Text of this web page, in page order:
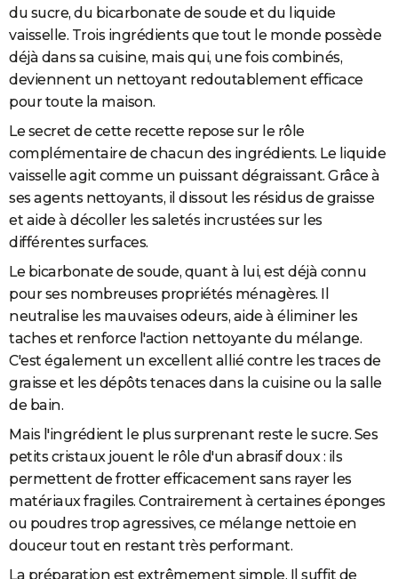
du sucre, du bicarbonate de soude et du liquide
vaisselle. Trois ingrédients que tout le monde possède
déjà dans sa cuisine, mais qui, une fois combinés,
deviennent un nettoyant redoutablement efficace
pour toute la maison.
Le secret de cette recette repose sur le rôle
complémentaire de chacun des ingrédients. Le liquide
vaisselle agit comme un puissant dégraissant. Grâce à
ses agents nettoyants, il dissout les résidus de graisse
et aide à décoller les saletés incrustées sur les
différentes surfaces.
Le bicarbonate de soude, quant à lui, est déjà connu
pour ses nombreuses propriétés ménagères. Il
neutralise les mauvaises odeurs, aide à éliminer les
taches et renforce l'action nettoyante du mélange.
C'est également un excellent allié contre les traces de
graisse et les dépôts tenaces dans la cuisine ou la salle
de bain.
Mais l'ingrédient le plus surprenant reste le sucre. Ses
petits cristaux jouent le rôle d'un abrasif doux : ils
permettent de frotter efficacement sans rayer les
matériaux fragiles. Contrairement à certaines éponges
ou poudres trop agressives, ce mélange nettoie en
douceur tout en restant très performant.
La préparation est extrêmement simple. Il suffit de